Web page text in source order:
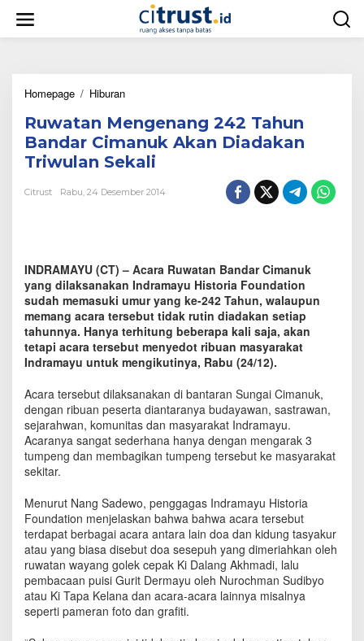
w
Homepage / Hiburan
w
a
t
a
M
n
a
n
g
2
4
2
T
h
u
n
B
a
a
r
C
i
m
a
n
u
k
Ruwatan Mengenang 242 Tahun
Bandar Cimanuk Akan Diadakan
Triwulan Sekali
Citrust Rabu, 24 Desember 2014
INDRAMAYU (CT) – Acara Ruwatan Bandar Cimanuk
yang dilaksanakan Indramayu Historia Foundation
sudah memasuki umur yang ke-242 Tahun, walaupun
memang acara tersebut tidak rutin diadakan setiap
tahunnya. Hanya terhitung beberapa kali saja, akan
tetapi acara tersebut menyedot ribuan masyarakat
Indramayu untuk mengikutinya, Rabu (24/12).
Acara tersebut dilaksanakan di bantaran Sungai Cimanuk,
dengan ribuan peserta diantaranya budayawan, sastrawan,
sejarahwan, komunitas dan masyarakat Indramayu.
Acaranya sangat sederhana hanya dengan mengarak 3
tumpeng dan membagikan tumpeng tersebut ke masyarakat
sekitar.
Menurut Nang Sadewo, penggagas Indramayu Historia
Foundation menjelaskan bahwa bahwa acara tersebut
terdapat berbagai acara antara lain doa dan kidung tasyakur
atau yang biasa disebut doa sesepuh yang dimeriahkan oleh
ruwatan wayang golek cepak Ki Dalang Akhmadi, lalu
pembacaan puisi Gurit Dermayu oleh Nurochman Sudibyo
atau Ki Tapa Kelana dan acara-acara lainnya misalnya
seperti pameran foto dan grafiti.